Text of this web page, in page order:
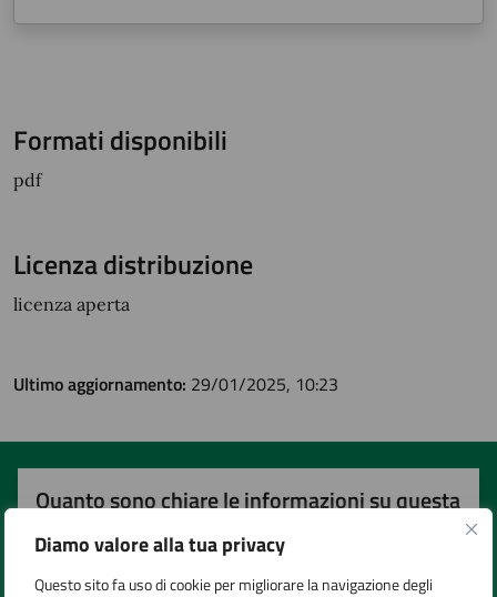
Diamo valore alla tua privacy
Questo sito fa uso di cookie per migliorare la navigazione degli
Formati disponibili
pdf
Licenza distribuzione
licenza aperta
Ultimo aggiornamento: 29/01/2025, 10:23
Quanto sono chiare le informazioni su questa